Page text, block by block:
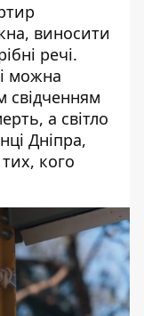
виносити
речі.
можна
свідченням
а світло
Дніпра,
кого